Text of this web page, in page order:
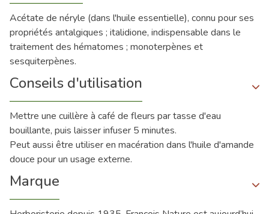
Acétate de néryle (dans l'huile essentielle), connu pour ses
propriétés antalgiques ; italidione, indispensable dans le
traitement des hématomes ; monoterpènes et
sesquiterpènes.
Conseils d'utilisation
Mettre une cuillère à café de fleurs par tasse d'eau
bouillante, puis laisser infuser 5 minutes.
Peut aussi être utiliser en macération dans l'huile d'amande
douce pour un usage externe.
Marque